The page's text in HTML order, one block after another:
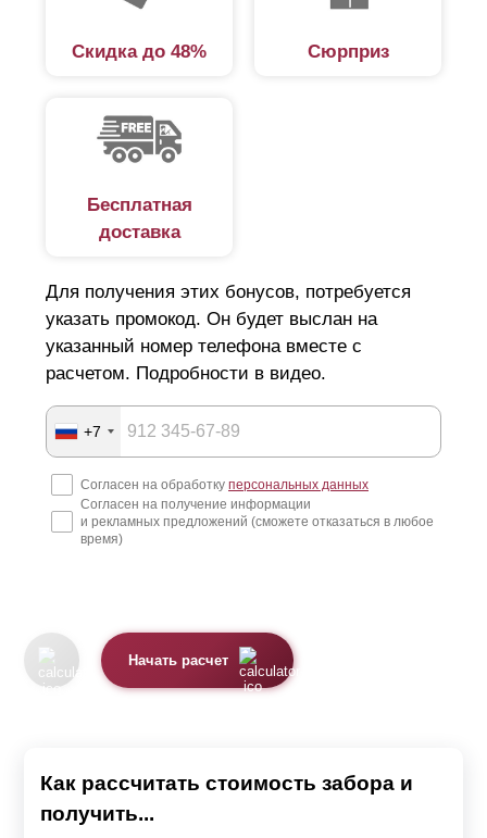
Скидка до 48% Сюрприз
Бесплатная
доставка
Для получения этих бонусов, потребуется
указать промокод. Он будет выслан на
указанный номер телефона вместе с
расчетом. Подробности в видео.
+7
Согласен на обработку персональных данных
Согласен на получение информации
и рекламных предложений (сможете отказаться в любое
время)
Начать расчет
Как рассчитать стоимость забора и
получить...